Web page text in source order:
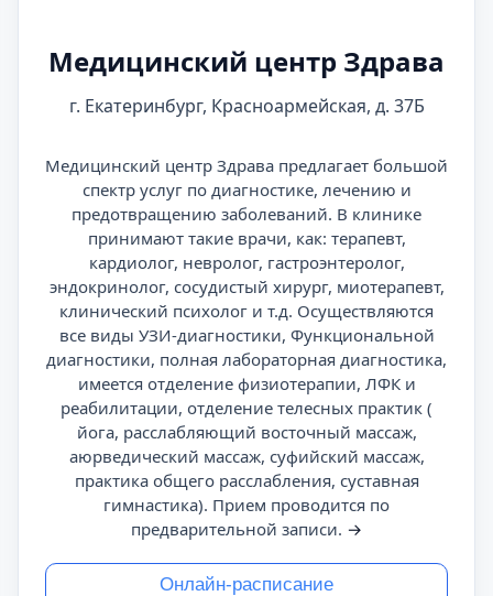
Медицинский центр Здрава
г. Екатеринбург, Красноармейская, д. 37Б
Медицинский центр Здрава предлагает большой
спектр услуг по диагностике, лечению и
предотвращению заболеваний. В клинике
принимают такие врачи, как: терапевт,
кардиолог, невролог, гастроэнтеролог,
эндокринолог, сосудистый хирург, миотерапевт,
клинический психолог и т.д. Осуществляются
все виды УЗИ-диагностики, Функциональной
диагностики, полная лабораторная диагностика,
имеется отделение физиотерапии, ЛФК и
реабилитации, отделение телесных практик (
йога, расслабляющий восточный массаж,
аюрведический массаж, суфийский массаж,
практика общего расслабления, суставная
гимнастика). Прием проводится по
предварительной записи. →
Онлайн-расписание